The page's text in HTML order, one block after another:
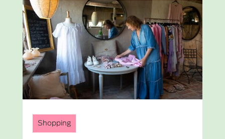
Shopping